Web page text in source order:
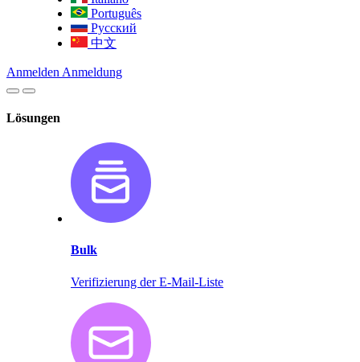
Português
Русский
中文
Anmelden Anmeldung
Lösungen
Bulk
Verifizierung der E-Mail-Liste